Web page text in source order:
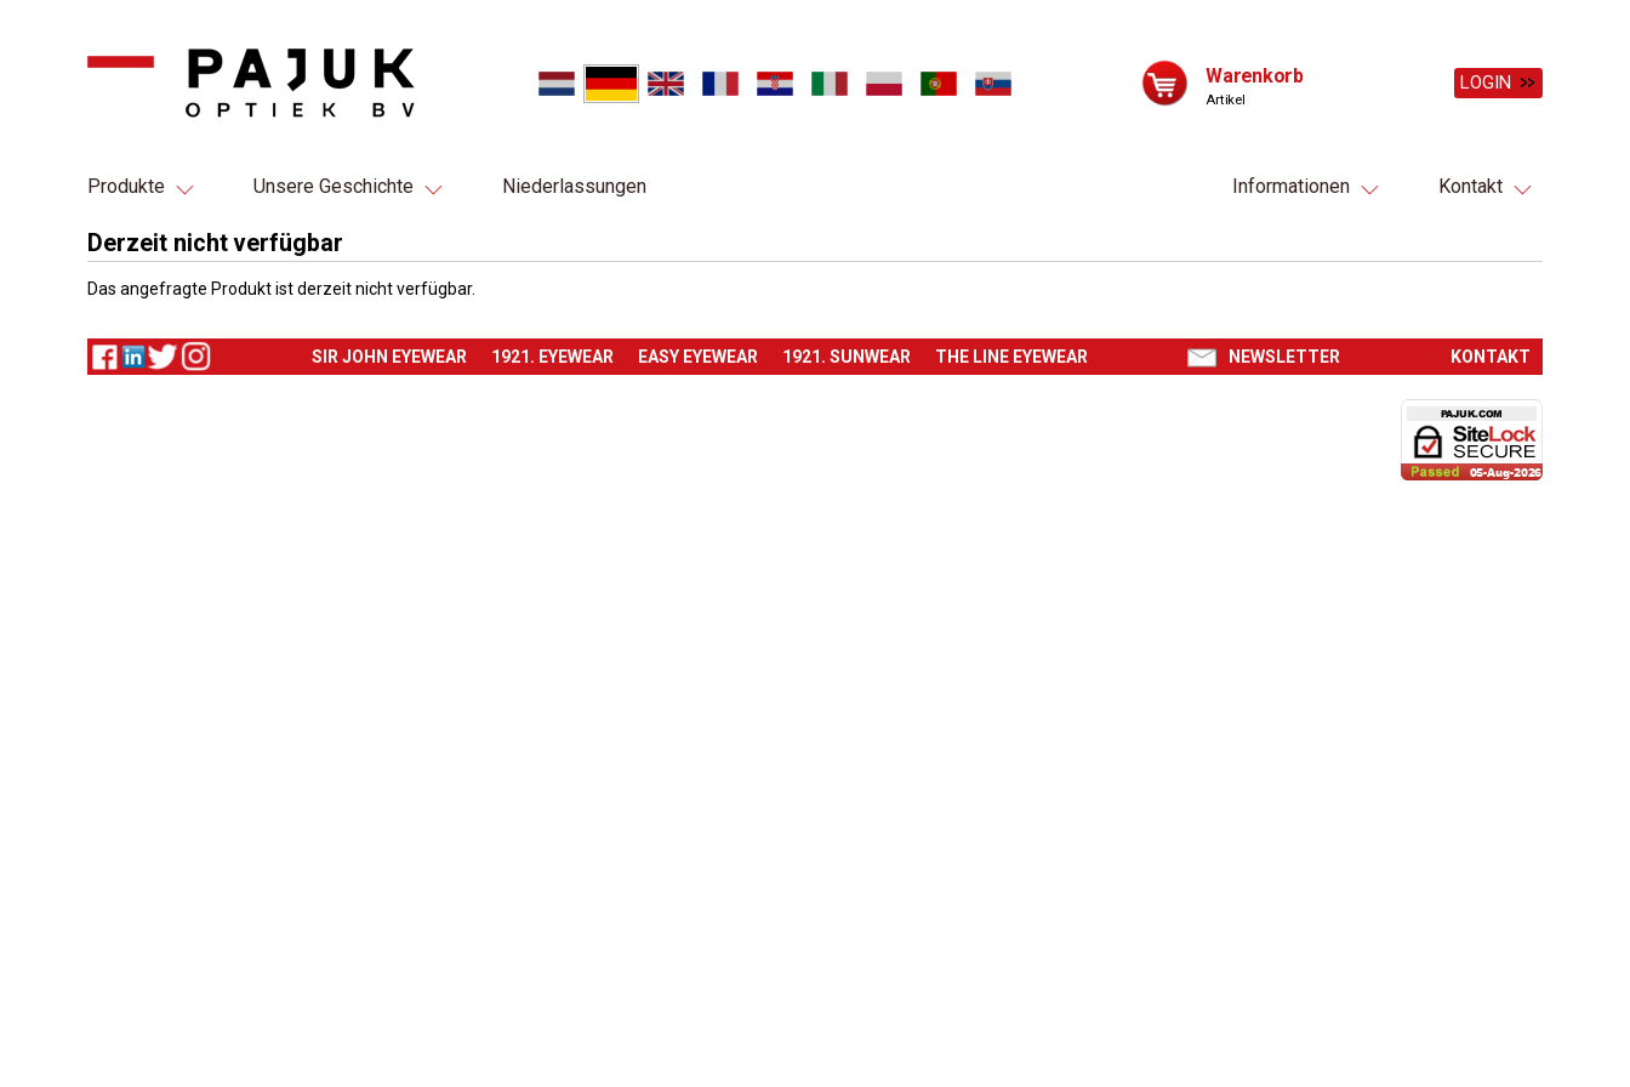
Warenkorb
Artikel
LOGIN
Produkte Unsere Geschichte Niederlassungen Informationen Kontakt
Derzeit nicht verfügbar
Das angefragte Produkt ist derzeit nicht verfügbar.
SIR JOHN EYEWEAR 1921. EYEWEAR EASY EYEWEAR 1921. SUNWEAR THE LINE EYEWEAR NEWSLETTER KONTAKT